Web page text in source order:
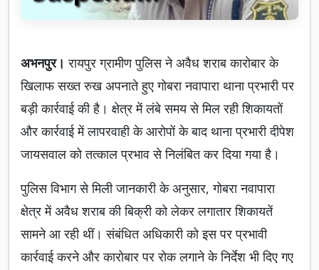
अभनपुर। रायपुर ग्रामीण पुलिस ने अवैध शराब कारोबार के
खिलाफ सख्त रुख अपनाते हुए गोबरा नवापारा थाना प्रभारी पर
बड़ी कार्रवाई की है। क्षेत्र में लंबे समय से मिल रही शिकायतों
और कार्रवाई में लापरवाही के आरोपों के बाद थाना प्रभारी दीपेश
जायसवाल को तत्काल प्रभाव से निलंबित कर दिया गया है।
पुलिस विभाग से मिली जानकारी के अनुसार, गोबरा नवापारा
क्षेत्र में अवैध शराब की बिक्री को लेकर लगातार शिकायतें
सामने आ रही थीं। संबंधित अधिकारी को इस पर प्रभावी
कार्रवाई करने और कारोबार पर रोक लगाने के निर्देश भी दिए गए